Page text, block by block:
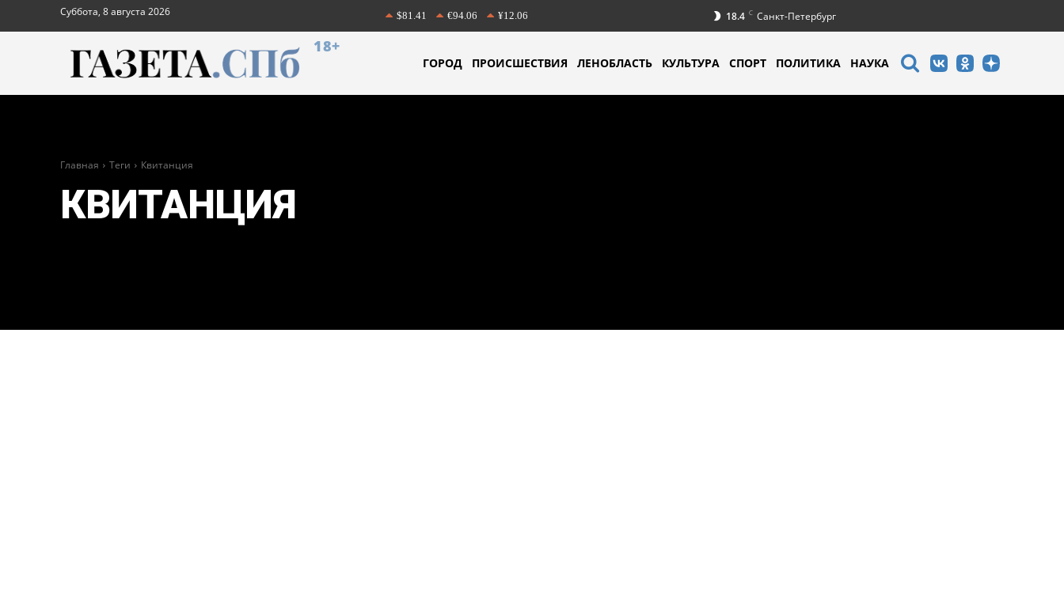
Суббота, 8 августа 2026 $81.41 €94.06 ¥12.06 18.4 C Санкт-Петербург
18+
ГОРОД ПРОИСШЕСТВИЯ ЛЕНОБЛАСТЬ КУЛЬТУРА СПОРТ ПОЛИТИКА НАУКА
Главная Теги Квитанция
КВИТАНЦИЯ